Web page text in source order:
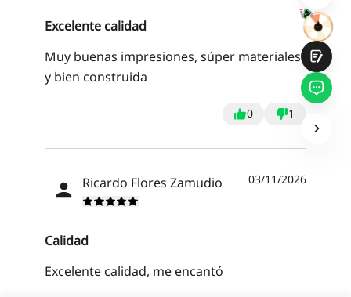
Excelente calidad
Muy buenas impresiones, súper materiales
y bien construida
0 1
Ricardo Flores Zamudio 03/11/2026
Calidad
Excelente calidad, me encantó
Interacción fluida en la página (al hacer clic)